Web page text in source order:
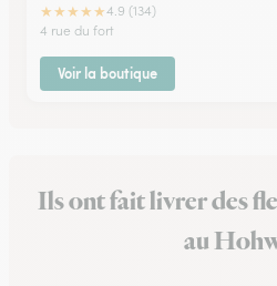
★★★★★4.9 (134)
4 rue du fort
Voir la boutique
Ils ont fait livrer des
au